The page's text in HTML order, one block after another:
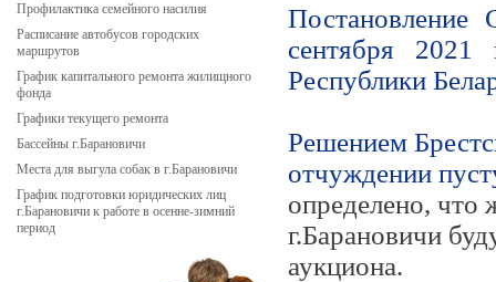
Профилактика семейного насилия
Расписание автобусов городских
маршрутов
График капитального ремонта жилищного
фонда
Графики текущего ремонта
Бассейны г.Барановичи
Места для выгула собак в г.Барановичи
График подготовки юридических лиц
г.Барановичи к работе в осенне-зимний
период
Постановление
сентября
Республики
Решением
отчуждении
определено, что
г.Барановичи
аукциона.